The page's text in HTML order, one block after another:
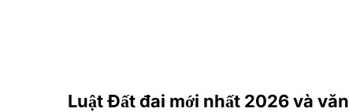
Luật Đất đai mới nhất 2026 và văn